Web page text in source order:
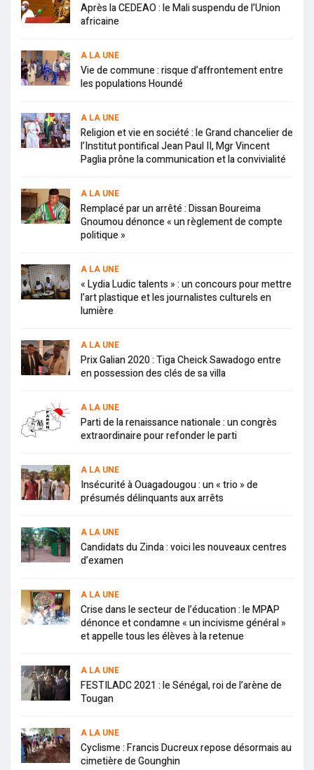
Après la CEDEAO : le Mali suspendu de l’Union
africaine
A LA UNE
Vie de commune : risque d’affrontement entre
les populations Houndé
A LA UNE
Religion et vie en société : le Grand chancelier de
l’Institut pontifical Jean Paul II, Mgr Vincent
Paglia prône la communication et la convivialité
A LA UNE
Remplacé par un arrêté : Dissan Boureima
Gnoumou dénonce « un règlement de compte
politique »
A LA UNE
« Lydia Ludic talents » : un concours pour mettre
l’art plastique et les journalistes culturels en
lumière
A LA UNE
Prix Galian 2020 : Tiga Cheick Sawadogo entre
en possession des clés de sa villa
A LA UNE
Parti de la renaissance nationale : un congrès
extraordinaire pour refonder le parti
A LA UNE
Insécurité à Ouagadougou : un « trio » de
présumés délinquants aux arrêts
A LA UNE
Candidats du Zinda : voici les nouveaux centres
d’examen
A LA UNE
Crise dans le secteur de l’éducation : le MPAP
dénonce et condamne « un incivisme général »
et appelle tous les élèves à la retenue
A LA UNE
FESTILADC 2021 : le Sénégal, roi de l’arène de
Tougan
A LA UNE
Cyclisme : Francis Ducreux repose désormais au
cimetière de Gounghin